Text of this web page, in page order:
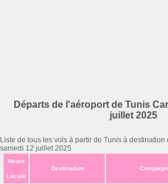
Départs de l'aéroport de Tunis
juillet 2025
Liste de tous les vols à partir de Tunis à destination
samedi 12 juillet 2025
Heure
Locale
Destination